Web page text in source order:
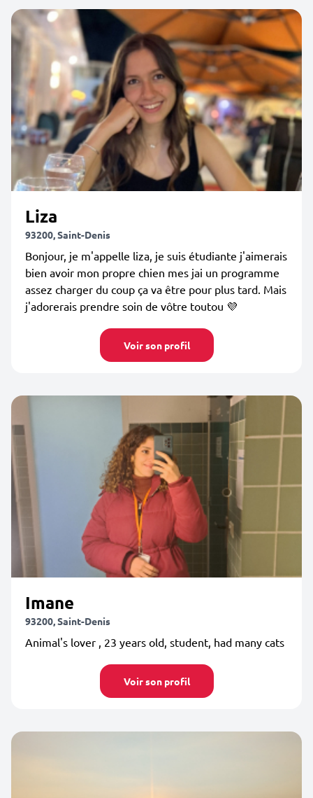
Liza
93200, Saint-Denis
Bonjour, je m'appelle liza, je suis étudiante j'aimerais
bien avoir mon propre chien mes jai un programme
assez charger du coup ça va être pour plus tard. Mais
j'adorerais prendre soin de vôtre toutou 💜
Voir son profil
Imane
93200, Saint-Denis
Animal's lover , 23 years old, student, had many cats
Voir son profil